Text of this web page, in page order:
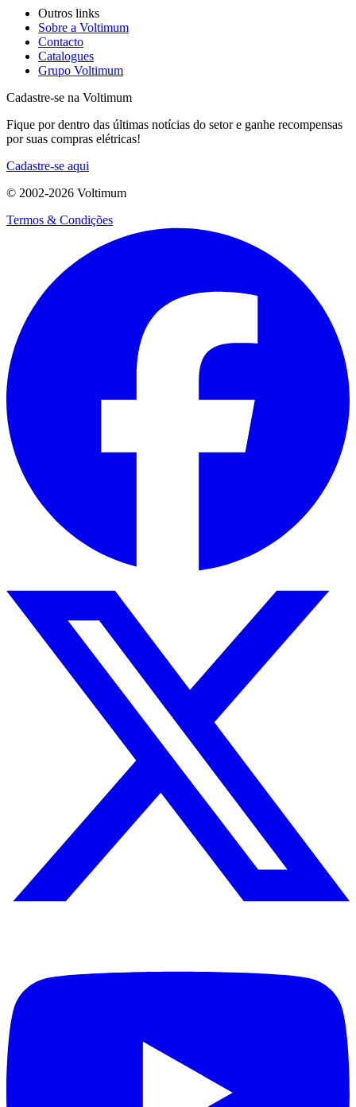
Outros links
Sobre a Voltimum
Contacto
Catalogues
Grupo Voltimum
Cadastre-se na Voltimum
Fique por dentro das últimas notícias do setor e ganhe recompensas
por suas compras elétricas!
Cadastre-se aqui
© 2002-2026 Voltimum
Termos & Condições